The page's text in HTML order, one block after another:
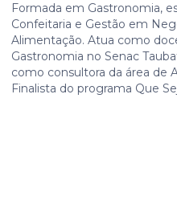
Formada em Gastronomia,
Confeitaria e Gestão em
Alimentação. Atua como
Gastronomia no Senac
como consultora da área de
Finalista do programa Que